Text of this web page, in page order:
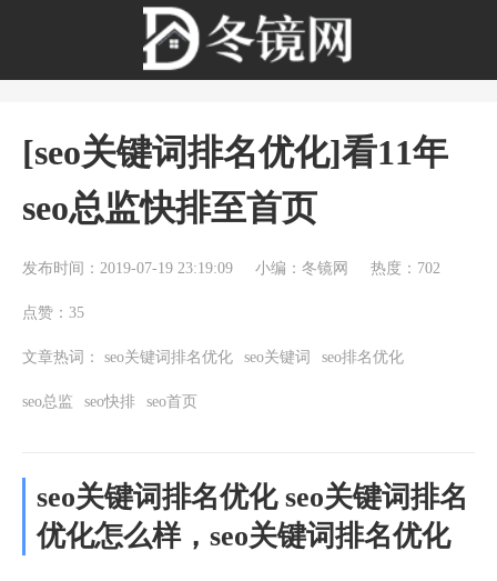
[seo关键词排名优化]看11年
seo总监快排至首页
发布时间：2019-07-19 23:19:09 小编：冬镜网 热度：702
点赞：35
文章热词： seo关键词排名优化 seo关键词 seo排名优化
seo总监 seo快排 seo首页
seo关键词排名优化 seo关键词排名
优化怎么样，seo关键词排名优化